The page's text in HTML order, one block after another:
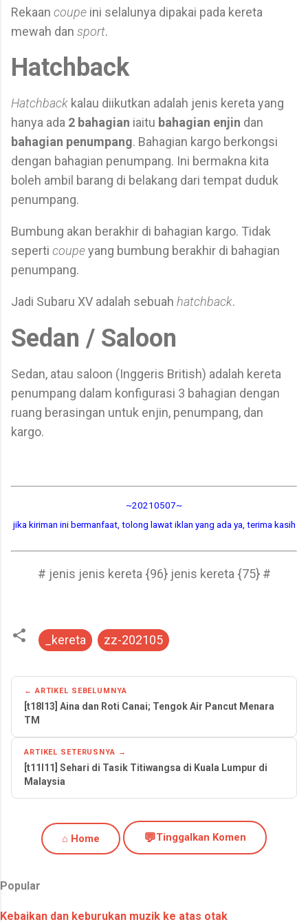
Rekaan coupe ini selalunya dipakai pada kereta
mewah dan sport.
Hatchback
Hatchback kalau diikutkan adalah jenis kereta yang
hanya ada 2 bahagian iaitu bahagian enjin dan
bahagian penumpang. Bahagian kargo berkongsi
dengan bahagian penumpang. Ini bermakna kita
boleh ambil barang di belakang dari tempat duduk
penumpang.
Bumbung akan berakhir di bahagian kargo. Tidak
seperti coupeyang bumbung berakhir di bahagian
penumpang.
Jadi Subaru XV adalah sebuah hatchback.
Sedan / Saloon
Sedan, atau saloon (Inggeris British) adalah kereta
penumpang dalam konfigurasi 3 bahagian dengan
ruang berasingan untuk enjin, penumpang, dan
kargo.
~20210507~
jika kiriman ini bermanfaat, tolong lawat iklan yang ada ya, terima kasih
# jenis jenis kereta {96} jenis kereta {75} #
_kereta zz-202105
← ARTIKEL SEBELUMNYA
[t18l13] Aina dan Roti Canai; Tengok Air Pancut Menara
TM
ARTIKEL SETERUSNYA →
[t11l11] Sehari di Tasik Titiwangsa di Kuala Lumpur di
Malaysia
⌂ Home 💬Tinggalkan Komen
Popular
Kebaikan dan keburukan muzik ke atas otak